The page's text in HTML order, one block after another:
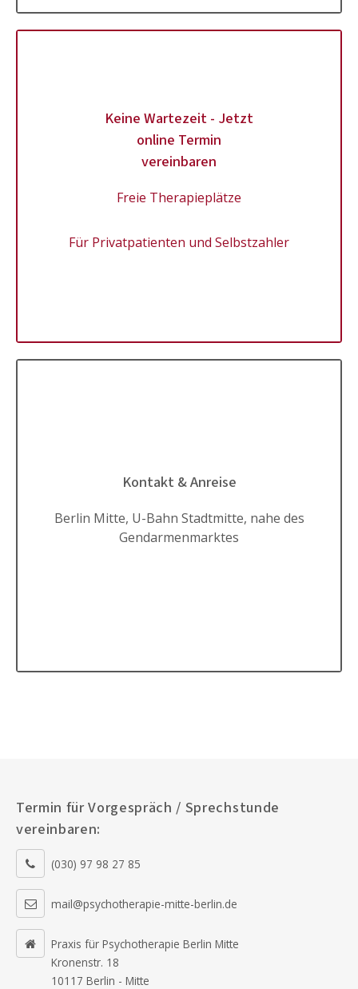
Keine Wartezeit - Jetzt
online Termin
vereinbaren
Freie Therapieplätze
Für Privatpatienten und Selbstzahler
Kontakt & Anreise
Berlin Mitte, U-Bahn Stadtmitte, nahe des
Gendarmenmarktes
Termin für Vorgespräch / Sprechstunde
vereinbaren:
(030) 97 98 27 85
mail@psychotherapie-mitte-berlin.de
Praxis für Psychotherapie Berlin Mitte
Kronenstr. 18
10117 Berlin - Mitte